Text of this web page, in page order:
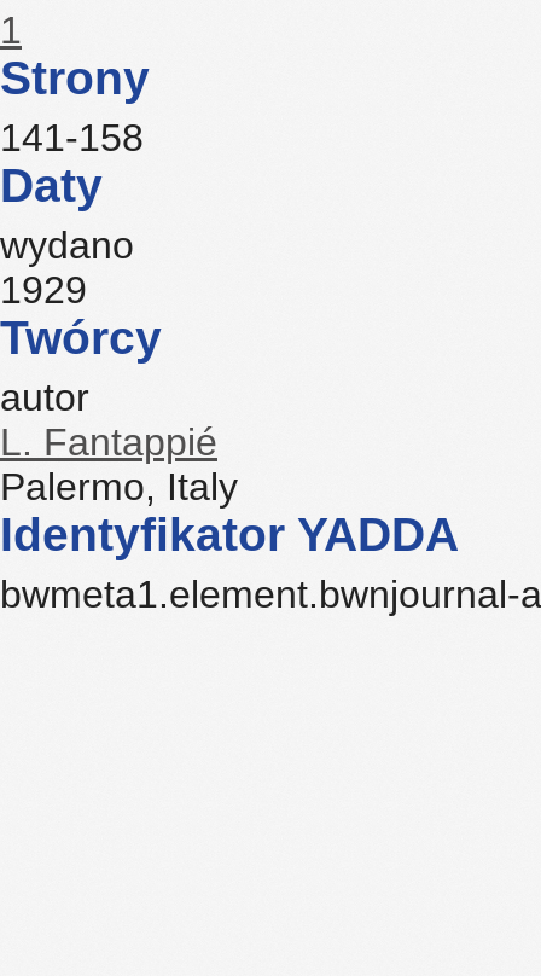
1
Strony
141-158
Daty
wydano
1929
Twórcy
autor
L. Fantappié
Palermo, Italy
Identyfikator YADDA
bwmeta1.element.bwnjournal-